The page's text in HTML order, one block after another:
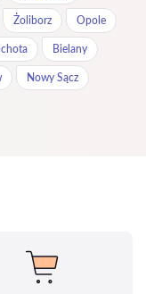
Żoliborz Opole
Bielany
Nowy Sącz